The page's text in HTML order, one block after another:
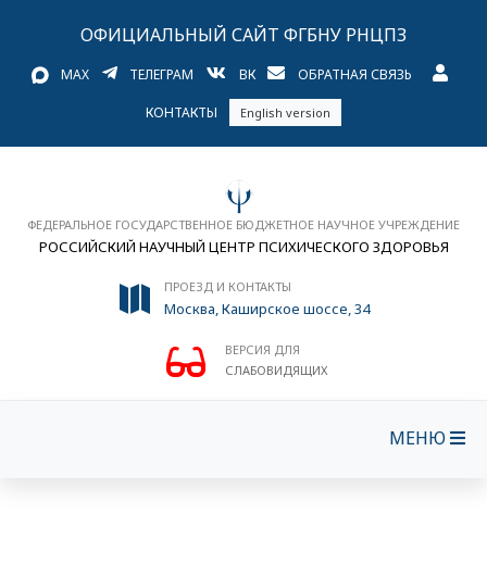
ОФИЦИАЛЬНЫЙ САЙТ ФГБНУ РНЦПЗ
MAX ТЕЛЕГРАМ ВК ОБРАТНАЯ СВЯЗЬ
КОНТАКТЫ English version
ФЕДЕРАЛЬНОЕ ГОСУДАРСТВЕННОЕ БЮДЖЕТНОЕ НАУЧНОЕ УЧРЕЖДЕНИЕ
РОССИЙСКИЙ НАУЧНЫЙ ЦЕНТР ПСИХИЧЕСКОГО ЗДОРОВЬЯ
ПРОЕЗД И КОНТАКТЫ
Москва, Каширское шоссе, 34
ВЕРСИЯ ДЛЯ
СЛАБОВИДЯЩИХ
МЕНЮ